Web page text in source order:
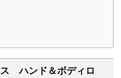
ハンド＆ボディロ